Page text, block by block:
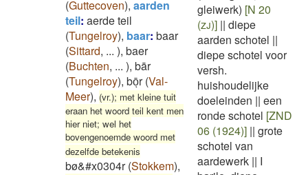
(Guttecoven), aarden
teil: aerde teil
(Tungelroy), baar: baar
(Sittard, ... ), baer
(Buchten, ... ), bār
(Tungelroy), bōͅr(Val-
Meer), (vr.); met kleine tuit
eraan het woord teil kent men
hier niet; wel het
bovengenoemde woord met
dezelfde betekenis
bø&#x0304r(Stokkem),
gleiwerk) [N 20
(zj)] || diepe
aarden schotel ||
diepe schotel voor
versh.
huishoudelijke
doeleinden || een
ronde schotel [ZND
06 (1924)] || grote
schotel van
aardewerk || I